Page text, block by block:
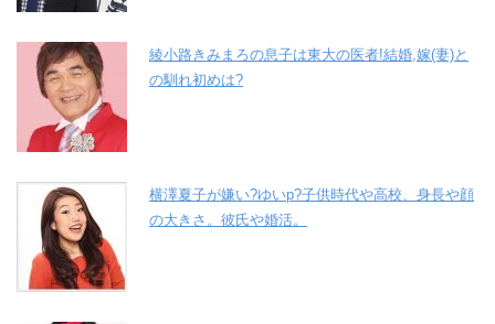
綾小路きみまろの息子は東大の医者!結婚,嫁(妻)と
の馴れ初めは?
横澤夏子が嫌い?ゆいp?子供時代や高校、身長や顔
の大きさ。彼氏や婚活。